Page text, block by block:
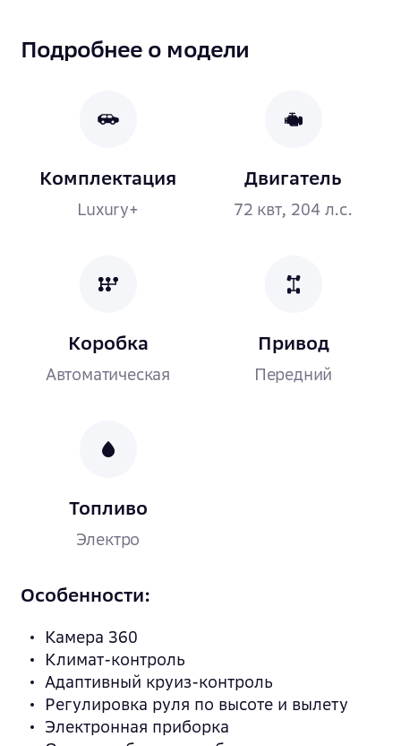
Подробнее о модели
Комплектация
Luxury+
Двигатель
72 квт, 204 л.с.
Коробка
Автоматическая
Привод
Передний
Топливо
Электро
Особенности:
Камера 360
Климат-контроль
Адаптивный круиз-контроль
Регулировка руля по высоте и вылету
Электронная приборка